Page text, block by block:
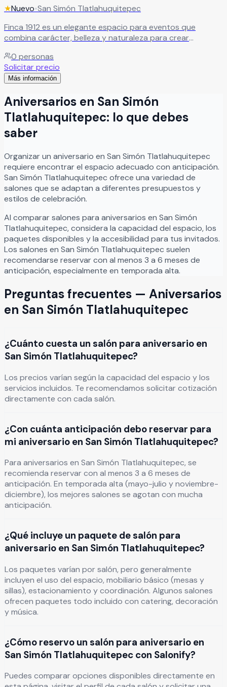
★Nuevo•San Simón Tlatlahuquitepec
Finca 1912 es un elegante espacio para eventos que
combina carácter, belleza y naturaleza para crear
instalaciones y la amplitud de su jardín verde ofrecen el
escenario perfecto para bodas, XV años, aniversarios,
graduaciones y eventos sociales especiales, brindando
junto a familiares y amigos. En Finca 1912 cada celebración
se vive como una auténtica experiencia llena de alegría,
amor y momentos memorables, en un entorno natural y
elegante diseñado para hacer realidad ese día tan
0 personas
Solicitar precio
Más información
Aniversarios en San Simón
Tlatlahuquitepec: lo que debes
saber
Organizarun aniversario en San Simón Tlatlahuquitepec
requiere encontrar el espacio adecuado con anticipación.
San Simón Tlatlahuquitepec ofrece una variedad de
salones que se adaptan a diferentes presupuestos y
estilos de celebración.
Al comparar salones para aniversarios en San Simón
Tlatlahuquitepec, considera la capacidad del espacio, los
paquetes disponibles y la accesibilidad para tus invitados.
Los salones en San Simón Tlatlahuquitepec suelen
recomendarse reservar con al menos 3 a 6 meses de
anticipación, especialmente en temporada alta.
Preguntas frecuentes — Aniversarios
en San Simón Tlatlahuquitepec
¿Cuánto cuesta un salón para aniversario en
San Simón Tlatlahuquitepec?
Los precios varían según la capacidad del espacio y los
servicios incluidos. Te recomendamos solicitar cotización
directamente con cada salón.
¿Con cuánta anticipación debo reservar para
mi aniversario en San Simón Tlatlahuquitepec?
Para aniversarios en San Simón Tlatlahuquitepec, se
recomienda reservar con al menos 3 a 6 meses de
anticipación. En temporada alta (mayo-julio y noviembre-
diciembre), los mejores salones se agotan con mucha
anticipación.
¿Qué incluye un paquete de salón para
aniversario en San Simón Tlatlahuquitepec?
Los paquetes varían por salón, pero generalmente
incluyen el uso del espacio, mobiliario básico (mesas y
sillas), estacionamiento y coordinación. Algunos salones
ofrecen paquetes todo incluido con catering, decoración
y música.
¿Cómo reservo un salón para aniversario en
San Simón Tlatlahuquitepec con Salonify?
Puedes comparar opciones disponibles directamente en